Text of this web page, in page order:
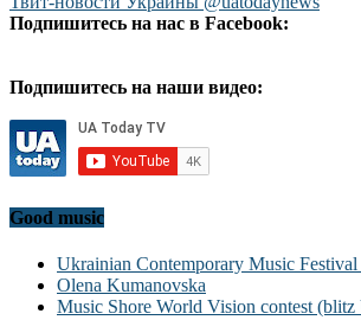
Подпишитесь на нас в Facebook:
Подпишитесь на наши видео:
Good music
Ukrainian Contemporary Music
Olena Kumanovska
Music Shore World Vision contest